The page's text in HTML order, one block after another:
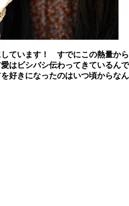
ています！ すでにこの熱量から
はビシバシ伝わってきているんで
好きになったのはいつ頃からなん